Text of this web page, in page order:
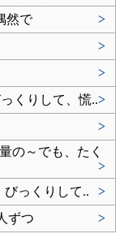
然で
>
>
>
くりして、慌..>
>
の～でも、たく
>
っくりして..
>
ずつ
>